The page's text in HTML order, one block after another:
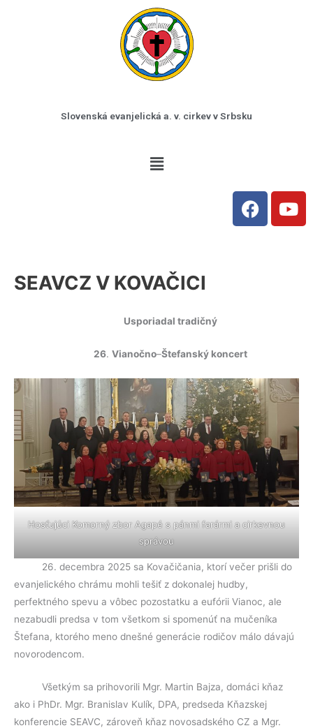
Slovenská evanjelická a. v. cirkev v Srbsku
Menu
F
a
Y
o
SEAVCZ V KOVAČICI
Usporiadal tradičný
26. Vianočno–Štefanský koncert
Hosťujúci Komorný zbor Agapé s pánmi farármi a cirkevnou
správou
26. decembra 2025 sa Kovačičania, ktorí večer prišli do
evanjelického chrámu mohli tešiť z dokonalej hudby,
perfektného spevu a vôbec pozostatku a eufórii Vianoc, ale
nezabudli predsa v tom všetkom si spomenúť na mučeníka
Štefana, ktorého meno dnešné generácie rodičov málo dávajú
novorodencom.
Všetkým sa prihovorili Mgr. Martin Bajza, domáci kňaz
ako i PhDr. Mgr. Branislav Kulík, DPA, predseda Kňazskej
konferencie SEAVC, zároveň kňaz novosadského CZ a Mgr.